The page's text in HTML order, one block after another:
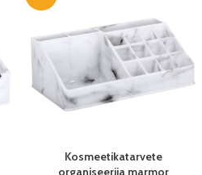
Kosmeetikatarvete
organiseerija marmor